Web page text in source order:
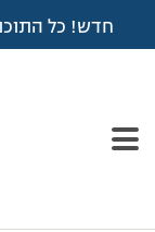
חדש! כל
עמוד הבית >דיונים>
מוצגות 1 תגובות (מתוך 1 סה״כ)